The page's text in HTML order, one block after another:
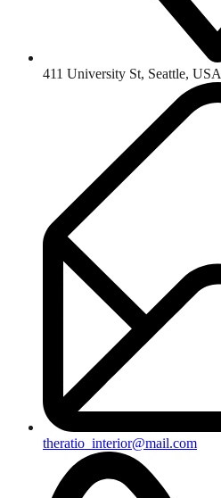
411 University St, Seattle, USA
theratio_interior@mail.com